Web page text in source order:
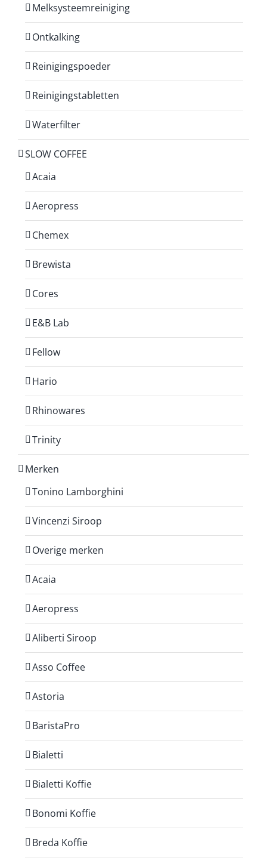
Melksysteemreiniging
Ontkalking
Reinigingspoeder
Reinigingstabletten
Waterfilter
SLOW COFFEE
Acaia
Aeropress
Chemex
Brewista
Cores
E&B Lab
Fellow
Hario
Rhinowares
Trinity
Merken
Tonino Lamborghini
Vincenzi Siroop
Overige merken
Acaia
Aeropress
Aliberti Siroop
Asso Coffee
Astoria
BaristaPro
Bialetti
Bialetti Koffie
Bonomi Koffie
Breda Koffie